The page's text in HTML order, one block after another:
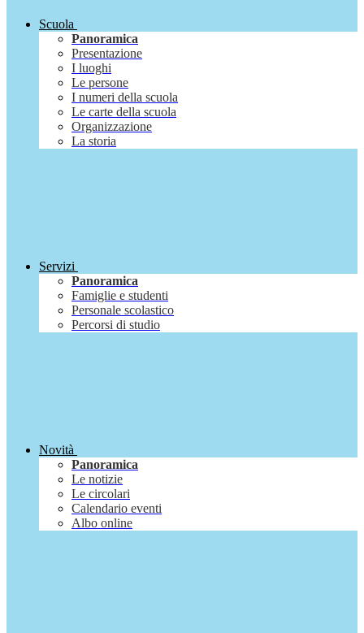
Scuola
Panoramica
Presentazione
I luoghi
Le persone
I numeri della scuola
Le carte della scuola
Organizzazione
La storia
Servizi
Panoramica
Famiglie e studenti
Personale scolastico
Percorsi di studio
Novità
Panoramica
Le notizie
Le circolari
Calendario eventi
Albo online